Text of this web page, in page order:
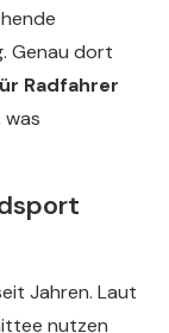
Genau dort
Radfahrer
was
Jahren. Laut
nutzen